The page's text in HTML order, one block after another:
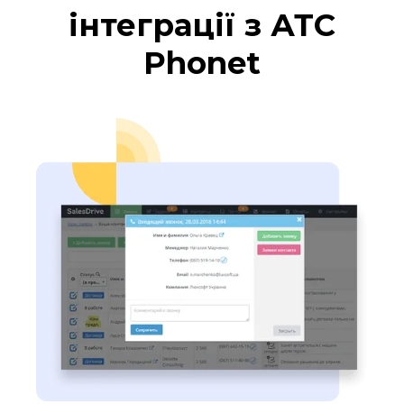
заявок, продажів з кожної рекламної
кампанії
інтеграції з АТС
Phonet